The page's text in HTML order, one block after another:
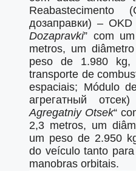
Reabastecimento
дозаправки) – OKD
Dozapravki” com
metros, um
peso de 1.980 kg,
transporte de
espaciais; Módulo
агрегатный
Agregatniy Otsek“
2,3 metros, um
um peso de 2.950
do veículo tanto
manobras orbitais.